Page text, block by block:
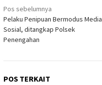
Navigasi
pos
Pos sebelumnya
Pelaku Penipuan Bermodus Media
Sosial, ditangkap Polsek
Penengahan
POS TERKAIT